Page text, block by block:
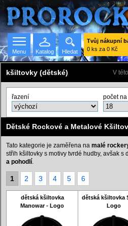
Hledat
Menu
Tvůj nákupní
0 ks za 0 Kč
V
kšiltovky (dětské)
řazení počet
Dětské Rockové a Metalové
Tato kategorie je zaměřena na malé
střih kšiltovky s motivy tvrdé hudby, avšak s
a pohodlí.
1 2 3 4 5 6
dětská kšiltovka
Manowar - Logo
dětská kšiltovka
Logo
Katalog